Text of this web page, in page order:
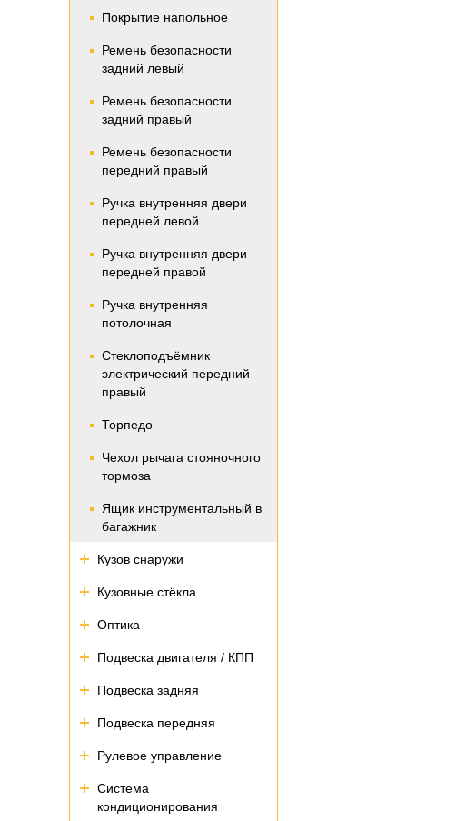
Покрытие напольное
Ремень безопасности
задний левый
Ремень безопасности
задний правый
Ремень безопасности
передний правый
Ручка внутренняя двери
передней левой
Ручка внутренняя двери
передней правой
Ручка внутренняя
потолочная
Стеклоподъёмник
электрический передний
правый
Торпедо
Чехол рычага стояночного
тормоза
Ящик инструментальный в
багажник
Кузов снаружи
Кузовные стёкла
Оптика
Подвеска двигателя / КПП
Подвеска задняя
Подвеска передняя
Рулевое управление
Система
кондиционирования